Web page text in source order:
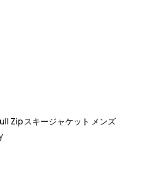
Zip スキージャケット メンズ